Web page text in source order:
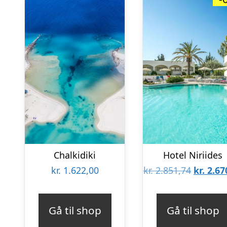
Chalkidiki
kr. 1.622,00
Gå til shop
Hotel Niriides
kr.2.851,74 Den
var:
kr.
Gå til shop